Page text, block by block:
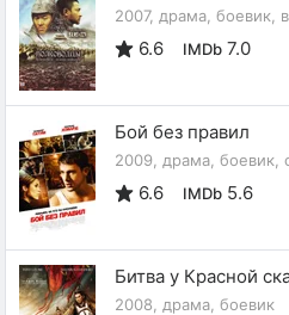
2007, драма, боевик,
6.6 IMDb 7.0
Бой без правил
2009, драма, боевик,
6.6 IMDb 5.6
Битва у Красной
2008, драма, боевик